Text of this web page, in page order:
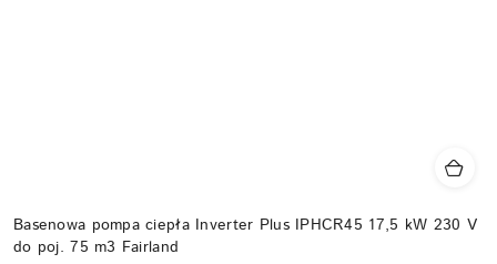
Basenowa pompa ciepła Inverter Plus IPHCR45 17,5 kW 230 V
do poj. 75 m3 Fairland